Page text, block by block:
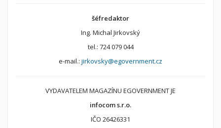
šéfredaktor
Ing. Michal Jirkovský
tel.: 724 079 044
e-mail.: jirkovsky@egovernment.cz
VYDAVATELEM MAGAZÍNU EGOVERNMENT JE
infocom s.r.o.
IČO 26426331